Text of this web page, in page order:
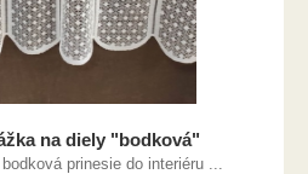
na diely "bodková"
prinesie do interiéru ...